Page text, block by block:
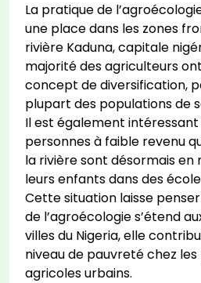
La pratique de
une place dans les zones
rivière Kaduna, capitale
majorité des agriculteurs
concept de diversification,
plupart des populations de
Il est également
personnes à faible revenu
la rivière sont désormais en
leurs enfants dans des
Cette situation laisse
de l’agroécologie s’étend
villes du Nigeria, elle
niveau de pauvreté chez
agricoles urbains.